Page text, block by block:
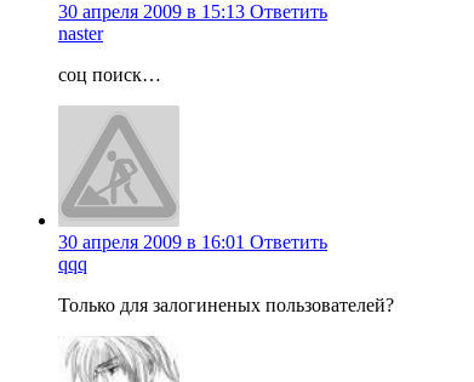
30 апреля 2009 в 15:13 Ответить
naster
соц поиск…
30 апреля 2009 в 16:01 Ответить
qqq
Только для залогиненых пользователей?